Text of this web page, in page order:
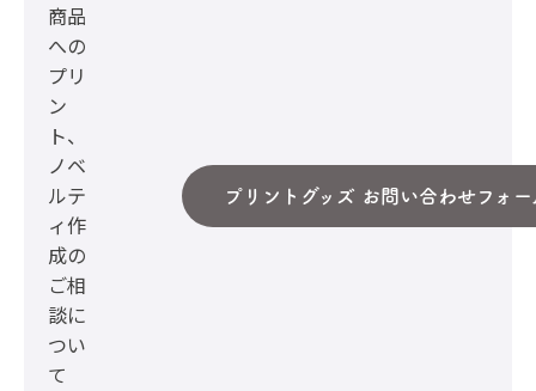
商品
への
プリ
ン
ト、
ノベ
ルテ
ィ作
成の
ご相
談に
つい
て
プリントグッズ お問い合わせフォー